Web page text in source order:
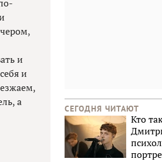
и
и
а
СЕГОДНЯ ЧИТАЮТ
Кто